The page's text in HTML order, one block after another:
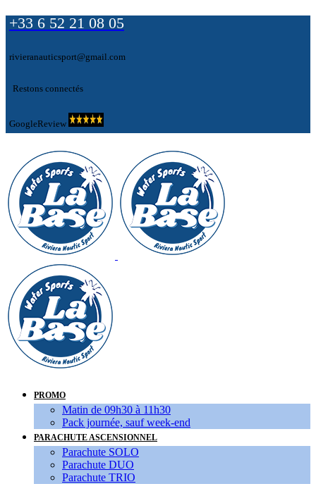
+33 6 52 21 08 05
rivieranauticsport@gmail.com
Restons connectés
GoogleReview
PROMO
Matin de 09h30 à 11h30
Pack journée, sauf week-end
PARACHUTE ASCENSIONNEL
Parachute SOLO
Parachute DUO
Parachute TRIO